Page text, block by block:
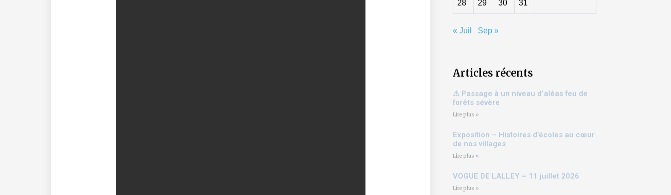
28 29 30 31
« Juil Sep »
Articles récents
⚠ Passage à un niveau d’aléas feu de
forêts sévère
Lire plus »
Exposition – Histoires d’écoles au cœur
de nos villages
Lire plus »
VOGUE DE LALLEY – 11 juillet 2026
Lire plus »